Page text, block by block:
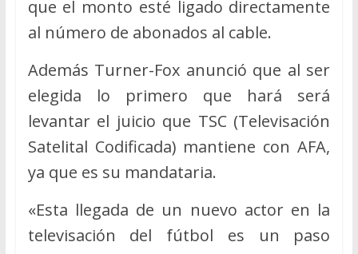
que el monto esté ligado directamente
al número de abonados al cable.
Además Turner-Fox anunció que al ser
elegida lo primero que hará será
levantar el juicio que TSC (Televisación
Satelital Codificada) mantiene con AFA,
ya que es su mandataria.
«Esta llegada de un nuevo actor en la
televisación del fútbol es un paso